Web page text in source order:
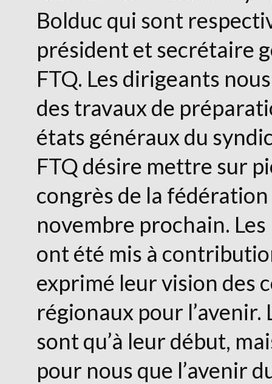
Bolduc qui sont
président et secrétaire
FTQ. Les dirigeants
des travaux de
états généraux du
FTQ désire mettre sur
congrès de la
novembre prochain.
ont été mis à
exprimé leur vision des
régionaux pour l’avenir.
sont qu’à leur début,
pour nous que l’avenir